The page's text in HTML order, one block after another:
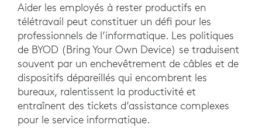
Aider les employés à rester productifs en
télétravail peut constituer un défi pour les
professionnels de l’informatique. Les politiques
de BYOD (Bring Your Own Device) se traduisent
souvent par un enchevêtrement de câbles et de
dispositifs dépareillés qui encombrent les
bureaux, ralentissent la productivité et
entraînent des tickets d’assistance complexes
pour le service informatique.